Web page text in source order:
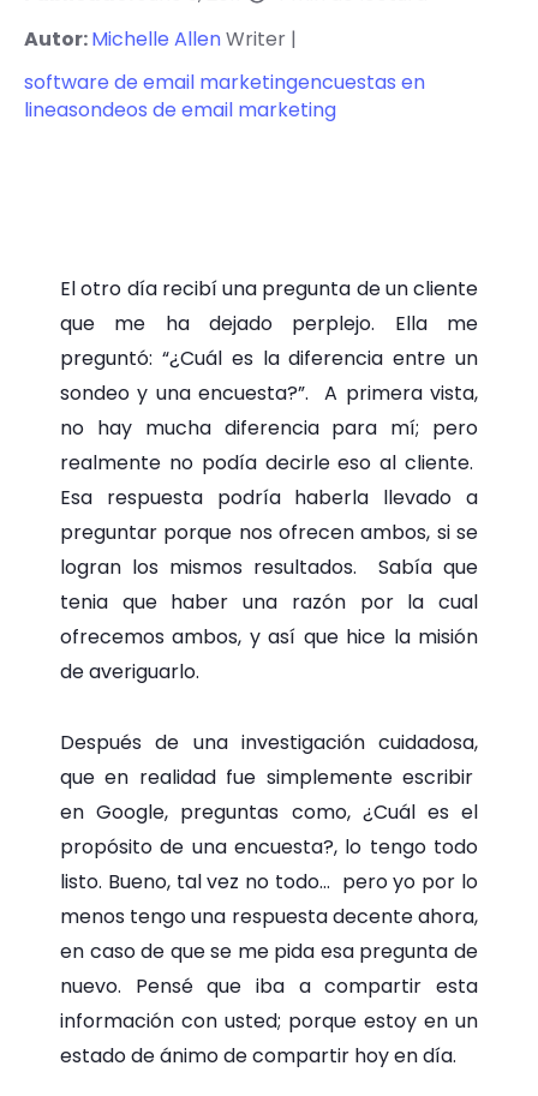
Autor:Michelle AllenWriter |
software de email marketingencuestas en
lineasondeos de email marketing
El otro día recibí una pregunta de un cliente
que me ha dejado perplejo. Ella me
preguntó: “¿Cuál es la diferencia entre un
sondeo y una encuesta?”. A primera vista,
no hay mucha diferencia para mí; pero
realmente no podía decirle eso al cliente.
Esa respuesta podría haberla llevado a
preguntar porque nos ofrecen ambos, si se
logran los mismos resultados. Sabía que
tenia que haber una razón por la cual
ofrecemos ambos, y así que hice la misión
de averiguarlo.
Después de una investigación cuidadosa,
que en realidad fue simplemente escribir
en Google, preguntas como, ¿Cuál es el
propósito de una encuesta?, lo tengo todo
listo. Bueno, tal vez no todo… pero yo por lo
menos tengo una respuesta decente ahora,
en caso de que se me pida esa pregunta de
nuevo. Pensé que iba a compartir esta
información con usted; porque estoy en un
estado de ánimo de compartir hoy en día.